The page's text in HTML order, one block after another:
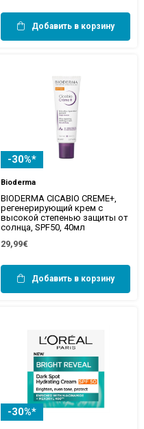
Добавить в корзину
-30%*
Bioderma
BIODERMA CICABIO CREME+,
регенерирующий крем с
высокой степенью защиты от
солнца, SPF50, 40мл
29,99€
Добавить в корзину
-30%*